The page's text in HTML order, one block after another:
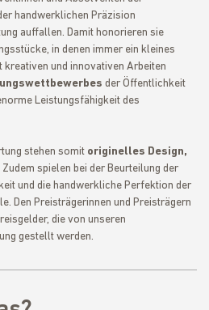
handwerklichen Präzision
auffallen. Damit honorieren sie
in denen immer ein kleines
und innovativen Arbeiten
der Öffentlichkeit
Leistungsfähigkeit des
stehen somit originelles Design,
Zudem spielen bei der Beurteilung der
und die handwerkliche Perfektion der
Den Preisträgerinnen und Preisträgern
die von unseren
gestellt werden.